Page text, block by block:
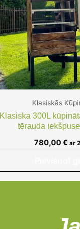
Klasiskās
Klasiska 300L
tērauda
780,00€ ar